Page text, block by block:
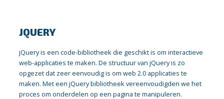
JQUERY
jQuery is een code-bibliotheek die geschikt is om interactieve
web-applicaties te maken. De structuur van jQuery is zo
opgezet dat zeer eenvoudig is om web 2.0 applicaties te
maken. Met een jQuery bibliotheek vereenvoudigden we het
proces om onderdelen op een pagina te manipuleren.